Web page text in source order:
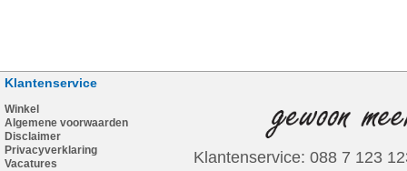
Klantenservice
Winkel
Algemene voorwaarden
Disclaimer
Privacyverklaring
Vacatures
Klantenservice: 088 7 123